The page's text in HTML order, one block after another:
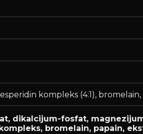
kompleks (4:1),
dikalcijum-fosfat,
bromelain, papain,